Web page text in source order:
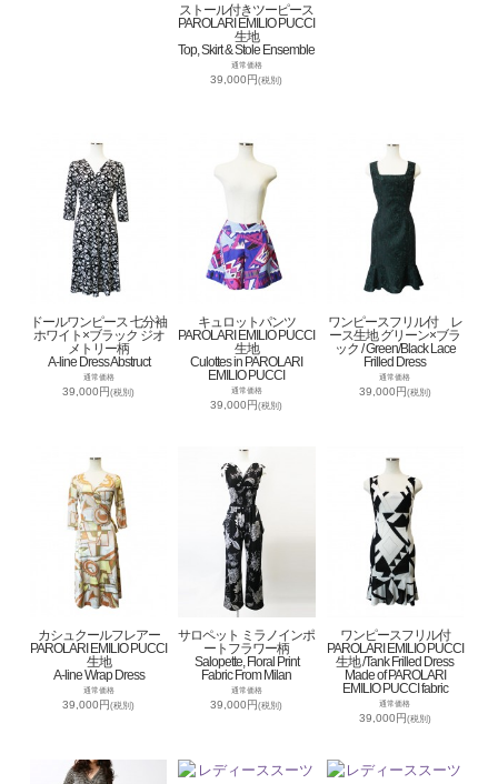
ストール付きツーピース
PAROLARI EMILIO PUCCI
生地
Top, Skirt & Stole Ensemble
通常価格
39,000円(税別)
ドールワンピース 七分袖
ホワイト×ブラック ジオ
メトリー柄
A-line Dress Abstruct
通常価格
39,000円(税別)
キュロットパンツ
PAROLARI EMILIO PUCCI
生地
Culottes in PAROLARI
EMILIO PUCCI
通常価格
39,000円(税別)
ワンピースフリル付 レ
ース生地 グリーン×ブラ
ック / Green/Black Lace
Frilled Dress
通常価格
39,000円(税別)
カシュクールフレアー
PAROLARI EMILIO PUCCI
生地
A-line Wrap Dress
通常価格
39,000円(税別)
サロペット ミラノインポ
ートフラワー柄
Salopette, Floral Print
Fabric From Milan
通常価格
39,000円(税別)
ワンピースフリル付
PAROLARI EMILIO PUCCI
生地 /Tank Frilled Dress
Made of PAROLARI
EMILIO PUCCI fabric
通常価格
39,000円(税別)